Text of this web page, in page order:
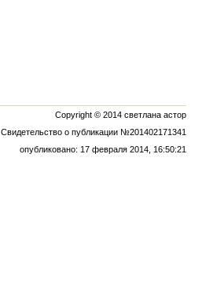
Copyright © 2014 светлана астор
Свидетельство о публикации №201402171341
опубликовано: 17 февраля 2014, 16:50:21